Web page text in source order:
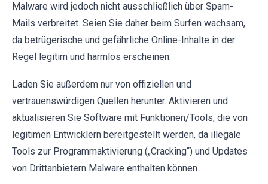
Malware wird jedoch nicht ausschließlich über Spam-
Mails verbreitet. Seien Sie daher beim Surfen wachsam,
da betrügerische und gefährliche Online-Inhalte in der
Regel legitim und harmlos erscheinen.
Laden Sie außerdem nur von offiziellen und
vertrauenswürdigen Quellen herunter. Aktivieren und
aktualisieren Sie Software mit Funktionen/Tools, die von
legitimen Entwicklern bereitgestellt werden, da illegale
Tools zur Programmaktivierung („Cracking“) und Updates
von Drittanbietern Malware enthalten können.